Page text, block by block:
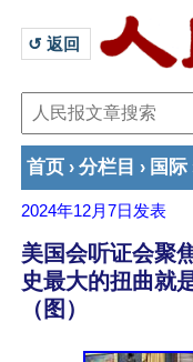
↺ 返回
首页 › 分栏目 › 国际
2024年12月7日 发表
美国会听证会聚
史最大的扭曲就
（图）